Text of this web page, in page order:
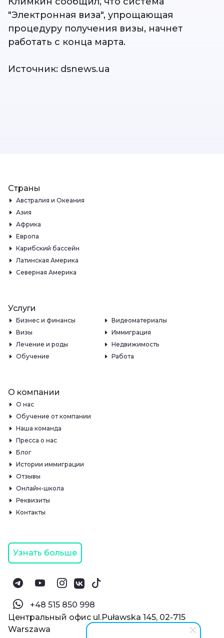
"Электронная виза", упрощающая
процедуру получения визы, начнет
работать с конца марта.
Источник: dsnews.ua
Страны
Австралия и Океания
Азия
Африка
Европа
Карибский бассейн
Латинская Америка
Северная Америка
Услуги
Бизнес и финансы
Видеоматериалы
Визы
Иммиграция
Лечение и роды
Недвижимость
Обучение
Работа
О компании
О нас
Обучение от компании
Наша команда
Пресса о нас
Блог
Истории иммиграции
Отзывы
Онлайн-школа
Реквизиты
Контакты
Узнать больше
‪+48 515 850 998‬
Центральный офис ul.Puławska 145, 02-715
Warszawa